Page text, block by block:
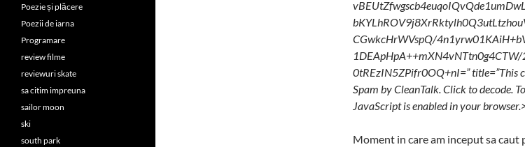
CGwkcHrWVspQ/
0tREzIN5ZPifr0OQ+nI=” title=”This
Spam by CleanTalk. Click to decode.
JavaScript is enabled in your
Moment in care am inceput sa caut
Poezie și plăcere
Poezii de iarna
Programare
review filme
reviewuri skate
sa citim impreuna
sailor moon
ski
south park